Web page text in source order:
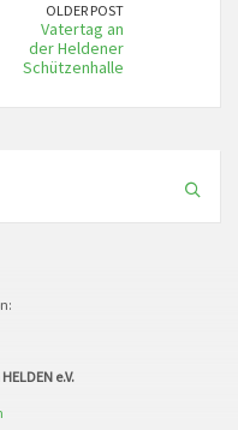
OLDER POST
Vatertag an
der Heldener
Schützenhalle
e.V.